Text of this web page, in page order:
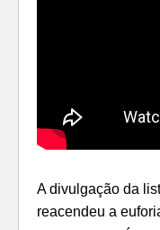
A divulgação da
reacendeu a